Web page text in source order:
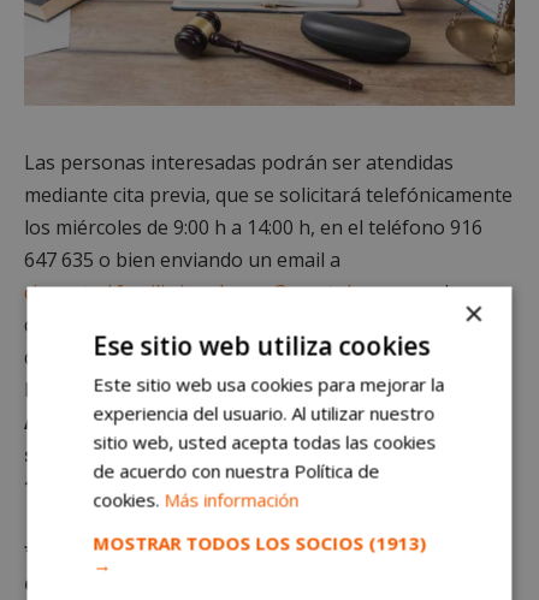
Las personas interesadas podrán ser atendidas
mediante cita previa, que se solicitará telefónicamente
los miércoles de 9:00 h a 14:00 h, en el teléfono 916
647 635 o bien enviando un email a
cjuventud.familia.igual.coop@mostoles.es, en el que se
deberá especificar nombre y apellidos, DNI, dirección
de empadronamiento, teléfono de contacto o email.
En el asunto del mensaje se deberá indicar:CITA
ASESORÍA JURÍDICA. El horario de atención del
servicio de asesoría jurídica será los jueves, de
12:00 h a 17:00 h y los viernes de 10:00 h a 14:00 h.
*Queda terminantemente prohibido el uso o
distribución sin previo consentimiento del texto o
×
Ese sitio web utiliza cookies
Este sitio web usa cookies para mejorar la
experiencia del usuario. Al utilizar nuestro
sitio web, usted acepta todas las cookies
de acuerdo con nuestra Política de
cookies. Más información
MOSTRAR TODOS LOS SOCIOS (1913)
→